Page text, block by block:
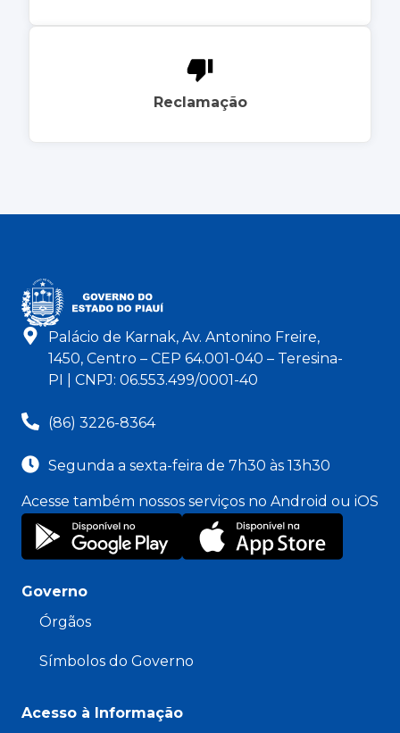
Reclamação
Palácio de Karnak, Av. Antonino Freire,
1450, Centro – CEP 64.001-040 – Teresina-
PI | CNPJ: 06.553.499/0001-40
(86) 3226-8364
Segunda a sexta-feira de 7h30 às 13h30
Acesse também nossos serviços no Android ou iOS
Governo
Órgãos
Símbolos do Governo
Acesso à Informação